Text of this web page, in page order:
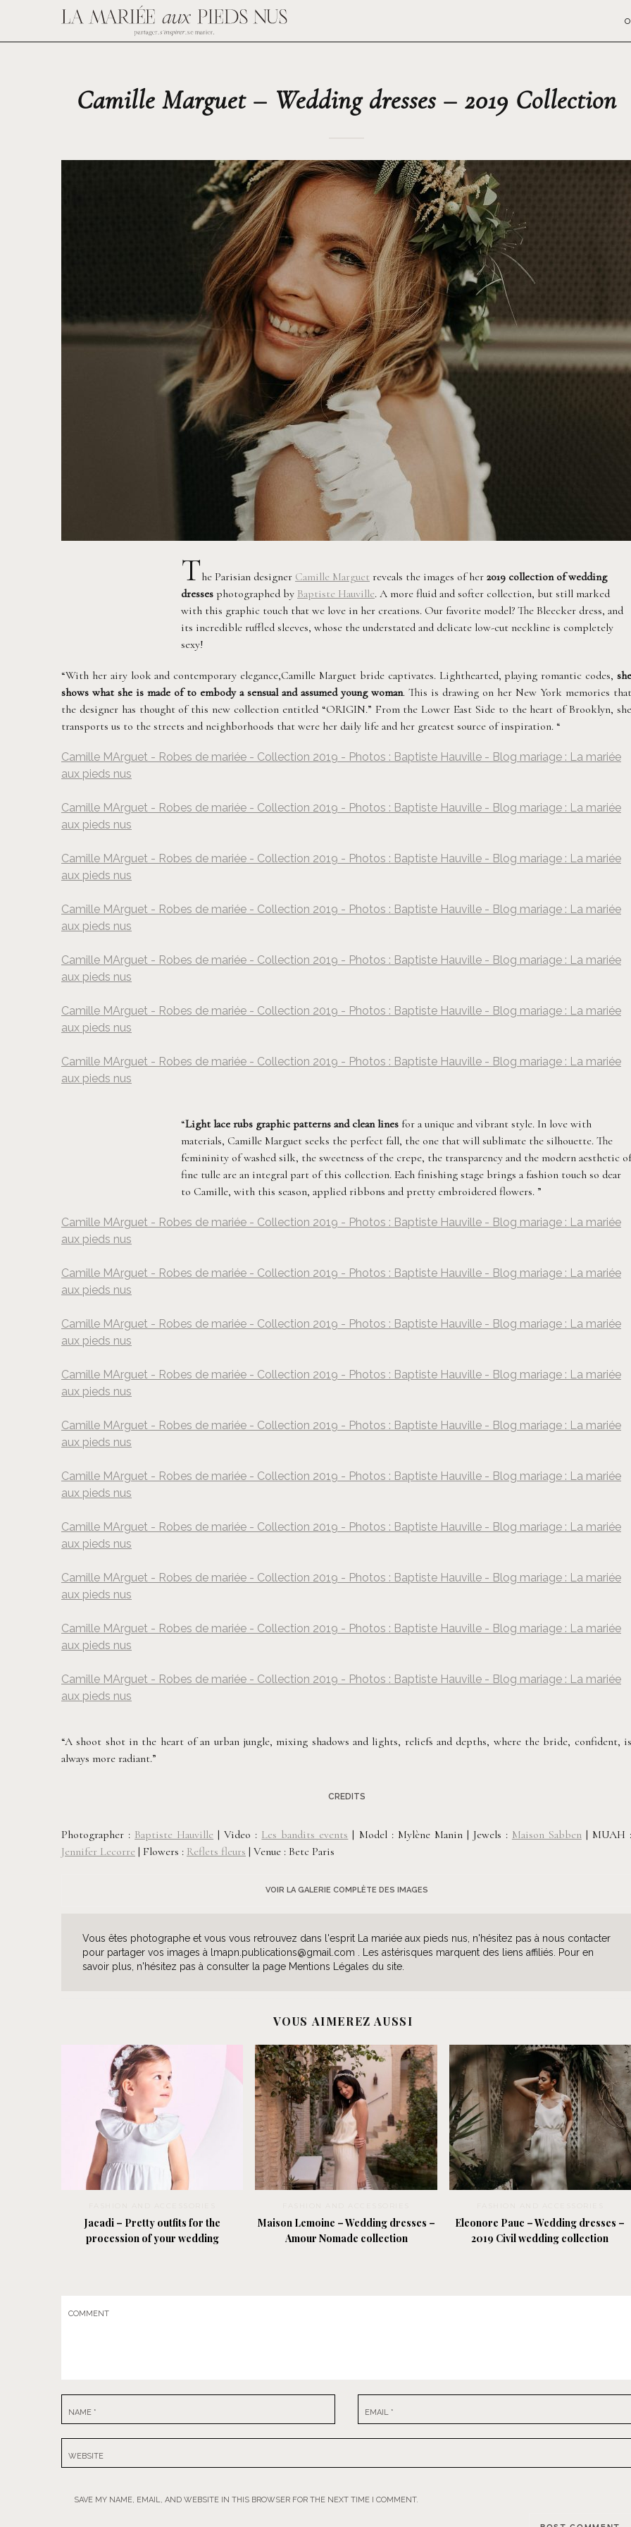
Camille Marguet – Wedding dresses – 2019 Collection
The Parisian designer Camille Marguet reveals the images of her 2019 collection of wedding
dresses photographed by Baptiste Hauville. A more fluid and softer collection, but still marked
with this graphic touch that we love in her creations. Our favorite model? The Bleecker dress, and
its incredible ruffled sleeves, whose the understated and delicate low-cut neckline is completely
sexy!
“With her airy look and contemporary elegance,Camille Marguet bride captivates. Lighthearted, playing romantic codes, she
shows what she is made of to embody a sensual and assumed young woman. This is drawing on her New York memories that
the designer has thought of this new collection entitled “ORIGIN.” From the Lower East Side to the heart of Brooklyn, she
transports us to the streets and neighborhoods that were her daily life and her greatest source of inspiration. “
Camille MArguet - Robes de mariée - Collection 2019 - Photos : Baptiste Hauville - Blog mariage : La mariée
aux pieds nus
Camille MArguet - Robes de mariée - Collection 2019 - Photos : Baptiste Hauville - Blog mariage : La mariée
aux pieds nus
Camille MArguet - Robes de mariée - Collection 2019 - Photos : Baptiste Hauville - Blog mariage : La mariée
aux pieds nus
Camille MArguet - Robes de mariée - Collection 2019 - Photos : Baptiste Hauville - Blog mariage : La mariée
aux pieds nus
Camille MArguet - Robes de mariée - Collection 2019 - Photos : Baptiste Hauville - Blog mariage : La mariée
aux pieds nus
Camille MArguet - Robes de mariée - Collection 2019 - Photos : Baptiste Hauville - Blog mariage : La mariée
aux pieds nus
Camille MArguet - Robes de mariée - Collection 2019 - Photos : Baptiste Hauville - Blog mariage : La mariée
aux pieds nus
“Light lace rubs graphic patterns and clean lines for a unique and vibrant style. In love with
materials, Camille Marguet seeks the perfect fall, the one that will sublimate the silhouette. The
femininity of washed silk, the sweetness of the crepe, the transparency and the modern aesthetic of
fine tulle are an integral part of this collection. Each finishing stage brings a fashion touch so dear
to Camille, with this season, applied ribbons and pretty embroidered flowers. ”
Camille MArguet - Robes de mariée - Collection 2019 - Photos : Baptiste Hauville - Blog mariage : La mariée
aux pieds nus
Camille MArguet - Robes de mariée - Collection 2019 - Photos : Baptiste Hauville - Blog mariage : La mariée
aux pieds nus
Camille MArguet - Robes de mariée - Collection 2019 - Photos : Baptiste Hauville - Blog mariage : La mariée
aux pieds nus
Camille MArguet - Robes de mariée - Collection 2019 - Photos : Baptiste Hauville - Blog mariage : La mariée
aux pieds nus
Camille MArguet - Robes de mariée - Collection 2019 - Photos : Baptiste Hauville - Blog mariage : La mariée
aux pieds nus
Camille MArguet - Robes de mariée - Collection 2019 - Photos : Baptiste Hauville - Blog mariage : La mariée
aux pieds nus
Camille MArguet - Robes de mariée - Collection 2019 - Photos : Baptiste Hauville - Blog mariage : La mariée
aux pieds nus
Camille MArguet - Robes de mariée - Collection 2019 - Photos : Baptiste Hauville - Blog mariage : La mariée
aux pieds nus
Camille MArguet - Robes de mariée - Collection 2019 - Photos : Baptiste Hauville - Blog mariage : La mariée
aux pieds nus
Camille MArguet - Robes de mariée - Collection 2019 - Photos : Baptiste Hauville - Blog mariage : La mariée
aux pieds nus
“A shoot shot in the heart of an urban jungle, mixing shadows and lights, reliefs and depths, where the bride, confident, is
always more radiant.”
CREDITS
Photographer : Baptiste Hauville | Video : Les bandits events | Model : Mylène Manin | Jewels : Maison Sabben| MUAH
Jennifer Lecorre | Flowers : Reflets fleurs | Venue : Betc Paris
VOIR LA GALERIE COMPLÈTE DES IMAGES
Vous êtes photographe et vous vous retrouvez dans l'esprit La mariée aux pieds nus, n'hésitez pas à nous contacter
pour partager vos images à lmapn.publications@gmail.com . Les astérisques marquent des liens affiliés. Pour en
savoir plus, n'hésitez pas à consulter la page Mentions Légales du site.
VOUS AIMEREZ AUSSI
Jacadi – Pretty outfits for the
procession of your wedding
Maison Lemoine – Wedding dresses –
Amour Nomade collection
Eleonore Pauc – Wedding dresses –
2019 Civil wedding collection
COMMENT
NAME * EMAIL *
WEBSITE
SAVE MY NAME, EMAIL, AND WEBSITE IN THIS BROWSER FOR THE NEXT TIME I COMMENT.